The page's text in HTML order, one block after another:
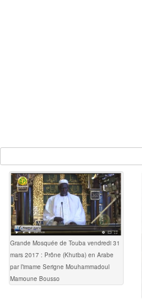
Grande Mosquée de Touba vendredi 31
mars 2017 : Prône (Khutba) en Arabe
par l’imame Serigne Mouhammadoul
Mamoune Bousso